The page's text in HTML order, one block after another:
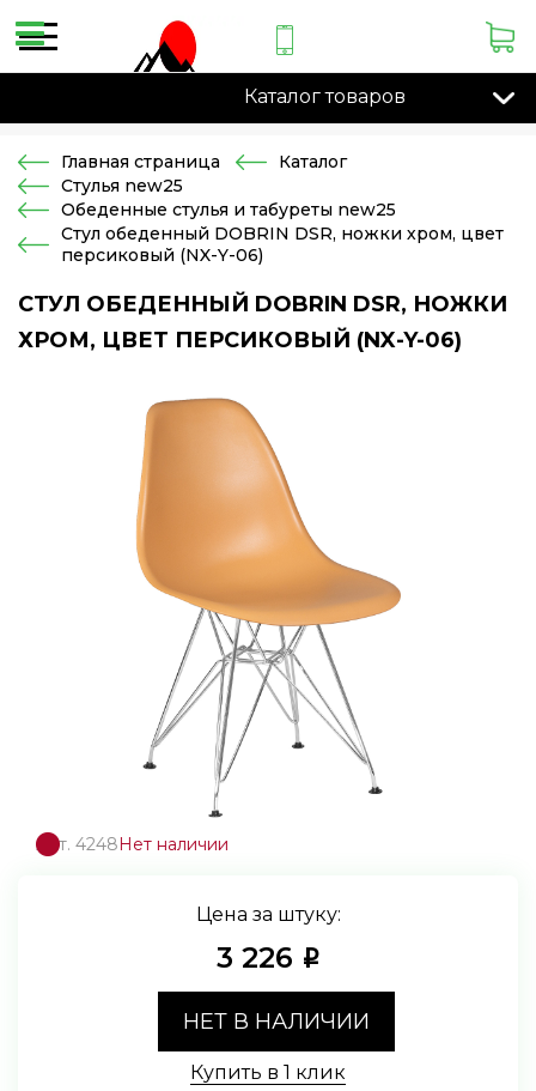
Каталог товаров
Главная страница
Каталог
Стулья new25
Обеденные стулья и табуреты new25
Стул обеденный DOBRIN DSR, ножки хром, цвет
персиковый (NX-Y-06)
СТУЛ ОБЕДЕННЫЙ DOBRIN DSR, НОЖКИ
ХРОМ, ЦВЕТ ПЕРСИКОВЫЙ (NX-Y-06)
Арт. 4248Нет наличии
Цена за штуку:
3 226 i
НЕТ В НАЛИЧИИ
Купить в 1 клик